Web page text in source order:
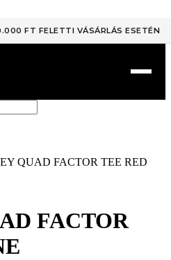
FT FELETTI VÁSÁRLÁS ESETÉN
QUAD FACTOR TEE RED
FACTOR